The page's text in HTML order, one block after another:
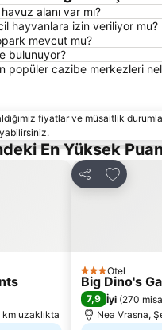
alanı var mı?
hayvanlara izin veriliyor mu?
mevcut mu?
bulunuyor?
popüler cazibe merkezleri
fiyatlar ve müsaitlik
En Yüksek
uzaklıkta
Paylaş
3 Yıldız
Otel
Big Dino's
7,9 İyi (270
Nea Vrasna,